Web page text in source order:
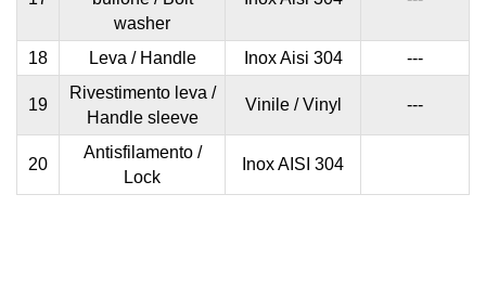
washer
18 Leva / Handle Inox Aisi 304 ---
19
Rivestimento leva /
Handle sleeve
Vinile / Vinyl ---
20
Antisfilamento /
Lock
Inox AISI 304